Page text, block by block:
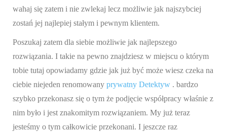
wahaj się zatem i nie zwlekaj lecz możliwie jak najszybciej
zostań jej najlepiej stałym i pewnym klientem.
Poszukaj zatem dla siebie możliwie jak najlepszego
rozwiązania. I takie na pewno znajdziesz w miejscu o którym
tobie tutaj opowiadamy gdzie jak już być może wiesz czeka na
ciebie niejeden renomowany prywatny Detektyw . bardzo
szybko przekonasz się o tym że podjęcie współpracy właśnie z
nim było i jest znakomitym rozwiązaniem. My już teraz
jesteśmy o tym całkowicie przekonani. I jeszcze raz